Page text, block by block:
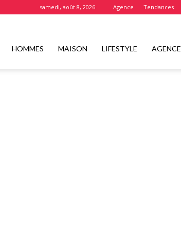
samedi, août 8, 2026 Agence Tendances
HOMMES MAISON LIFESTYLE AGENCE